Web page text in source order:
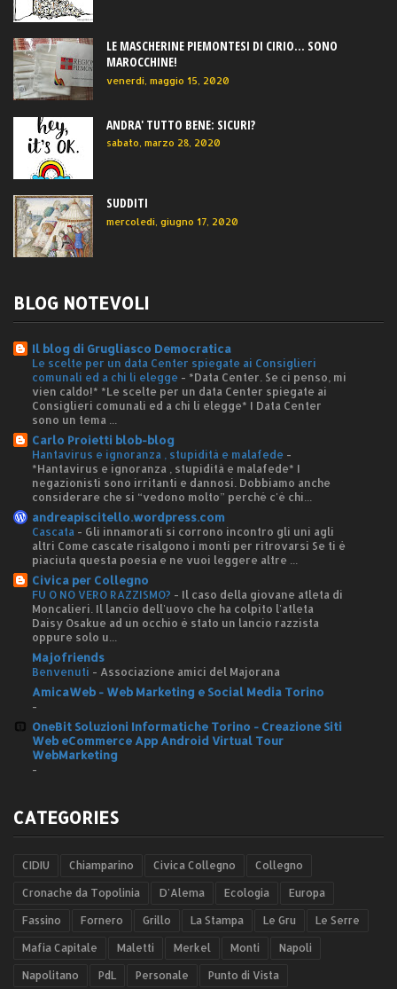
LE MASCHERINE PIEMONTESI DI CIRIO... SONO
MAROCCHINE!
venerdì, maggio 15, 2020
ANDRA' TUTTO BENE: SICURI?
sabato, marzo 28, 2020
SUDDITI
mercoledì, giugno 17, 2020
BLOG NOTEVOLI
Il blog di Grugliasco Democratica
Le scelte per un data Center spiegate ai Consiglieri
comunali ed a chi li elegge - *Data Center. Se ci penso, mi
vien caldo!* *Le scelte per un data Center spiegate ai
Consiglieri comunali ed a chi li elegge* I Data Center
sono un tema ...
Carlo Proietti blob-blog
Hantavirus e ignoranza , stupidità e malafede -
*Hantavirus e ignoranza , stupidità e malafede* I
negazionisti sono irritanti e dannosi. Dobbiamo anche
considerare che si “vedono molto” perché c'è chi...
andreapiscitello.wordpress.com
Cascata - Gli innamorati si corrono incontro gli uni agli
altri Come cascate risalgono i monti per ritrovarsi Se ti è
piaciuta questa poesia e ne vuoi leggere altre ...
Civica per Collegno
FU O NO VERO RAZZISMO? - Il caso della giovane atleta di
Moncalieri. Il lancio dell'uovo che ha colpito l'atleta
Daisy Osakue ad un occhio è stato un lancio razzista
oppure solo u...
Majofriends
Benvenuti - Associazione amici del Majorana
AmicaWeb - Web Marketing e Social Media Torino
-
OneBit Soluzioni Informatiche Torino - Creazione Siti
Web eCommerce App Android Virtual Tour
WebMarketing
-
CATEGORIES
CIDIU Chiamparino Civica Collegno Collegno
Cronache da Topolinia D'Alema Ecologia Europa
Fassino Fornero Grillo La Stampa Le Gru Le Serre
Mafia Capitale Maletti Merkel Monti Napoli
Napolitano PdL Personale Punto di Vista